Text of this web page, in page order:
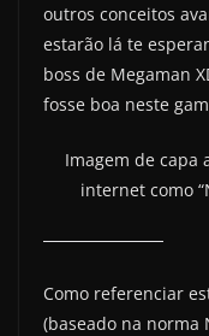
outros conceitos
estarão lá te
boss de Megaman
fosse boa neste
Imagem de capa
internet como
Como referenciar
(baseado na norma